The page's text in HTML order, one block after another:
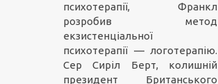
психотерапії, Франкл
розробив метод
екзистенціальної
психотерапії — логотерапію.
Сер Сиріл Берт, колишній
президент Британського